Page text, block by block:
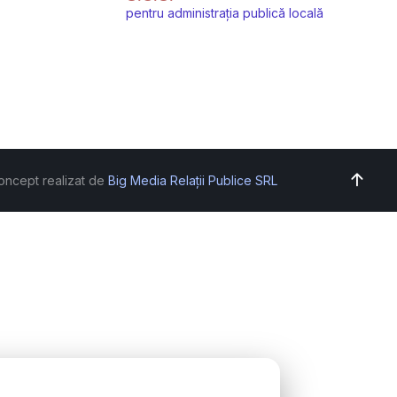
pentru administrația publică locală
realizat de Big Media Relații Publice SRL